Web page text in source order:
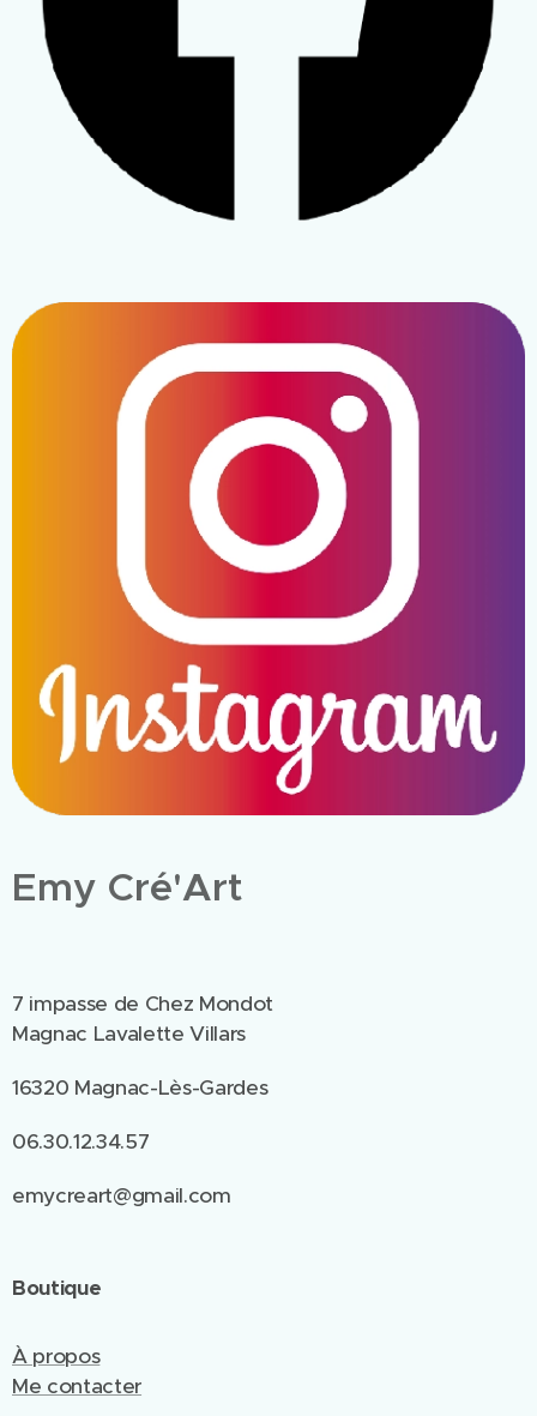
Emy Cré'Art
7 impasse de Chez Mondot
Magnac Lavalette Villars
16320 Magnac-Lès-Gardes
06.30.12.34.57
emycreart@gmail.com
Boutique
À propos
Me contacter